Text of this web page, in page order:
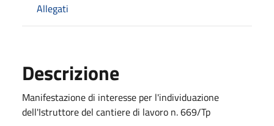
Allegati
Descrizione
Manifestazione di interesse per l'individuazione
dell'Istruttore del cantiere di lavoro n. 669/Tp